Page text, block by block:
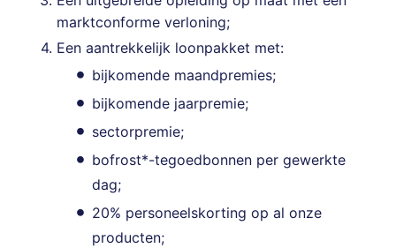
marktconforme verloning;
Een aantrekkelijk loonpakket met:
bijkomende maandpremies;
bijkomende jaarpremie;
sectorpremie;
bofrost*-tegoedbonnen per gewerkte
dag;
20% personeelskorting op al onze
producten;